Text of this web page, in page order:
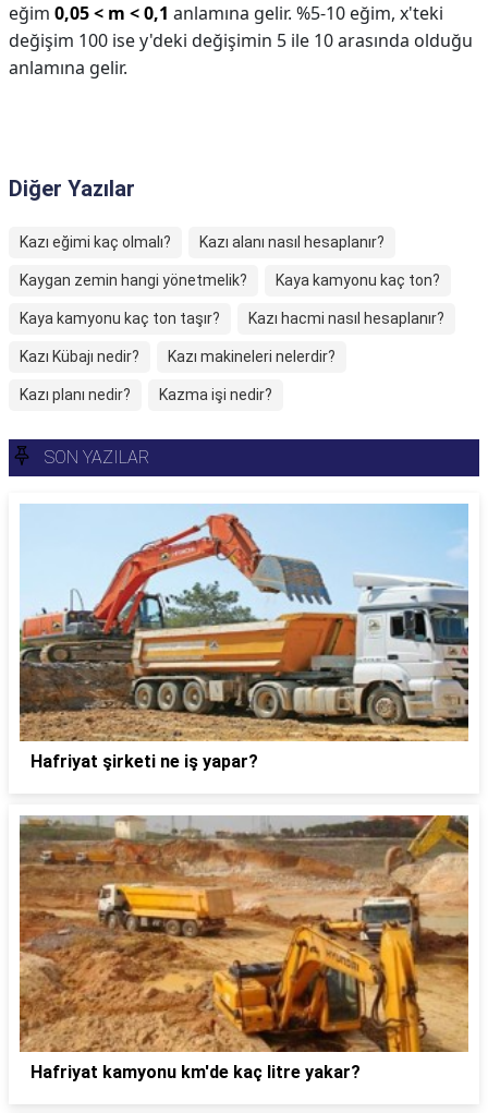
eğim 0,05 < m < 0,1 anlamına gelir. %5-10 eğim, x'teki
değişim 100 ise y'deki değişimin 5 ile 10 arasında olduğu
anlamına gelir.
Diğer Yazılar
Kazı eğimi kaç olmalı? Kazı alanı nasıl hesaplanır?
Kaygan zemin hangi yönetmelik? Kaya kamyonu kaç ton?
Kaya kamyonu kaç ton taşır? Kazı hacmi nasıl hesaplanır?
Kazı Kübajı nedir? Kazı makineleri nelerdir?
Kazı planı nedir? Kazma işi nedir?
SON YAZILAR
Hafriyat şirketi ne iş yapar?
Hafriyat kamyonu km'de kaç litre yakar?